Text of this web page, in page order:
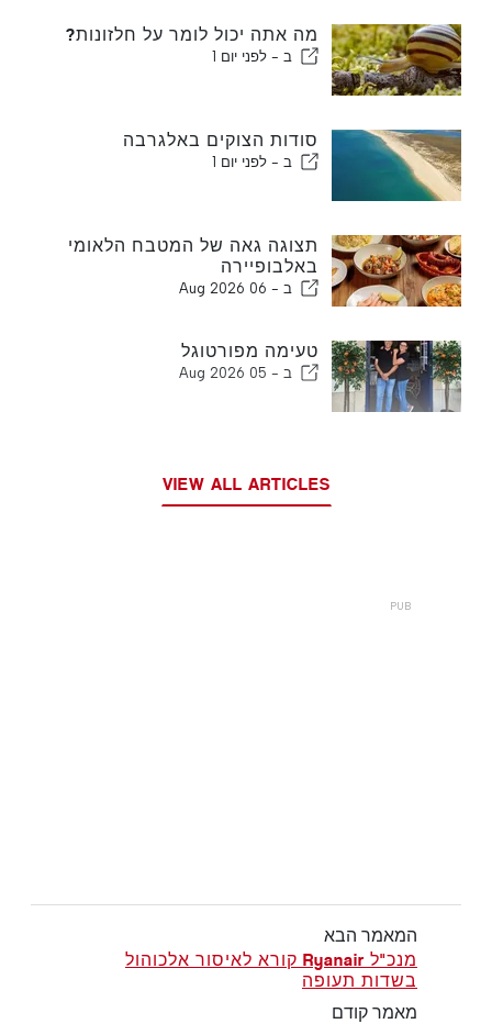
מה אתה יכול לומר על חלזונות?
ב - לפני יום 1
סודות הצוקים באלגרבה
ב - לפני יום 1
תצוגה גאה של המטבח הלאומי
באלבופיירה
ב - 06 Aug 2026
טעימה מפורטוגל
ב - 05 Aug 2026
VIEW ALL ARTICLES
המאמר הבא
מנכ"ל Ryanair קורא לאיסור אלכוהול
בשדות תעופה
מאמר קודם